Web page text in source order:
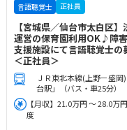
言語聴覚士 正社員
【宮城県／仙台市太白区】
運営の保育園利用OK♪障
支援施設にて言語聴覚士の
＜正社員＞
ＪＲ東北本線(上野－盛岡
台駅」（バス・車25分）
【月収】21.0万円 ～ 28.0万
度